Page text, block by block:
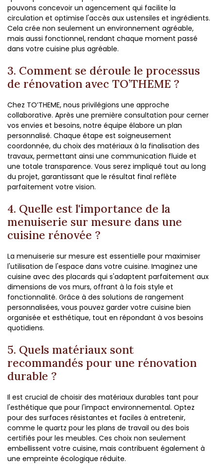
pouvons concevoir un agencement qui facilite la
circulation et optimise l'accès aux ustensiles et ingrédients.
Cela crée non seulement un environnement agréable,
mais aussi fonctionnel, rendant chaque moment passé
dans votre cuisine plus agréable.
3. Comment se déroule le processus
de rénovation avec TO’THEME ?
Chez TO’THEME, nous privilégions une approche
collaborative. Après une première consultation pour cerner
vos envies et besoins, notre équipe élabore un plan
personnalisé. Chaque étape est soigneusement
coordonnée, du choix des matériaux à la finalisation des
travaux, permettant ainsi une communication fluide et
une totale transparence. Vous serez impliqué tout au long
du projet, garantissant que le résultat final reflète
parfaitement votre vision.
4. Quelle est l'importance de la
menuiserie sur mesure dans une
cuisine rénovée ?
La menuiserie sur mesure est essentielle pour maximiser
l'utilisation de l'espace dans votre cuisine. Imaginez une
cuisine avec des placards qui s'adaptent parfaitement aux
dimensions de vos murs, offrant à la fois style et
fonctionnalité. Grâce à des solutions de rangement
personnalisées, vous pouvez garder votre cuisine bien
organisée et esthétique, tout en répondant à vos besoins
quotidiens.
5. Quels matériaux sont
recommandés pour une rénovation
durable ?
Il est crucial de choisir des matériaux durables tant pour
l'esthétique que pour l'impact environnemental. Optez
pour des surfaces résistantes et faciles à entretenir,
comme le quartz pour les plans de travail ou des bois
certifiés pour les meubles. Ces choix non seulement
embellissent votre cuisine, mais contribuent également à
une empreinte écologique réduite.